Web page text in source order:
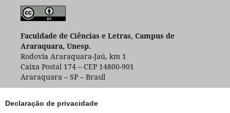
Declaração de privacidade
Faculdade de Ciências e Letras, Campus de
Araraquara, Unesp.
Rodovia Araraquara-Jaú, km 1
Caixa Postal 174 – CEP 14800-901
Araraquara – SP – Brasil